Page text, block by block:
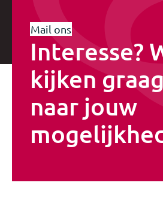
Mail ons
Interesse?
kijken graag
naar jouw